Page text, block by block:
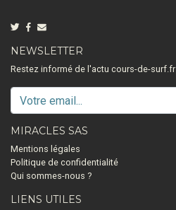
NEWSLETTER
Restez informé de l'actu cours-de-surf.fr
MIRACLES SAS
Mentions légales
Politique de confidentialité
Qui sommes-nous ?
LIENS UTILES